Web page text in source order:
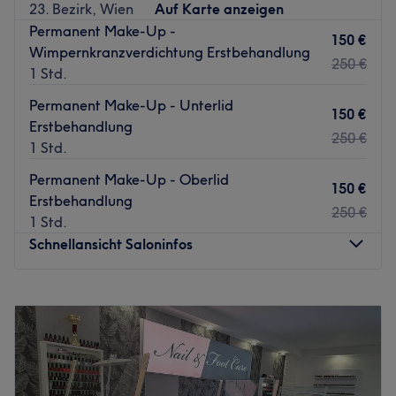
Zurück zur Salonansicht
23. Bezirk, Wien
Auf Karte anzeigen
Permanent Make-Up -
Wimpernkranzverdichtung Erstbehandlung
1 Std.
150 €
250 €
Permanent Make-Up - Unterlid
Erstbehandlung
1 Std.
150 €
250 €
Permanent Make-Up - Oberlid
Erstbehandlung
1 Std.
150 €
250 €
Schnellansicht Saloninfos
Dienstag
Mittwoch
Donnerstag
09:00
20:00
Freitag
09:00
20:00